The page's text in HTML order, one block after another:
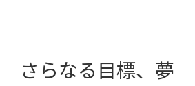
さらなる目標、夢